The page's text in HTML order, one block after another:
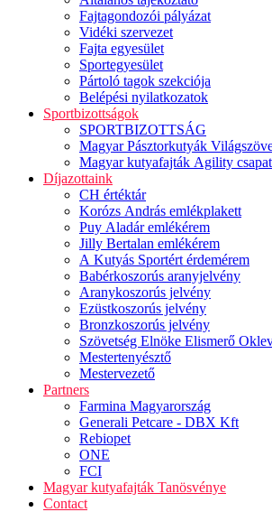
Fajtagondozói pályázat
Vidéki szervezet
Fajta egyesület
Sportegyesület
Pártoló tagok szekciója
Belépési nyilatkozatok
Sportbizottságok
SPORTBIZOTTSÁG
Magyar Pásztorkutyák
Magyar kutyafajták Agility
Díjazottaink
CH értéktár
Korózs András emlékplakett
Puy Aladár emlékérem
Jilly Bertalan emlékérem
A Kutyás Sportért érdemérem
Babérkoszorús aranyjelvény
Aranykoszorús jelvény
Ezüstkoszorús jelvény
Bronzkoszorús jelvény
Szövetség Elnöke Elismerő
Mestertenyésztő
Mestervezető
Partners
Farmina Magyarország
Generali Petcare - DBX Kft
Rebiopet
ONE
FCI
Magyar kutyafajták Tanösvénye
Contact